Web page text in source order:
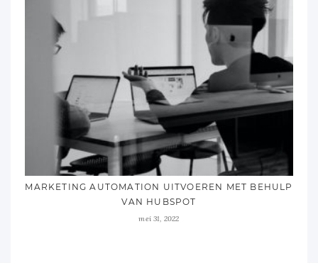
MARKETING AUTOMATION UITVOEREN MET BEHULP
VAN HUBSPOT
mei 31, 2022